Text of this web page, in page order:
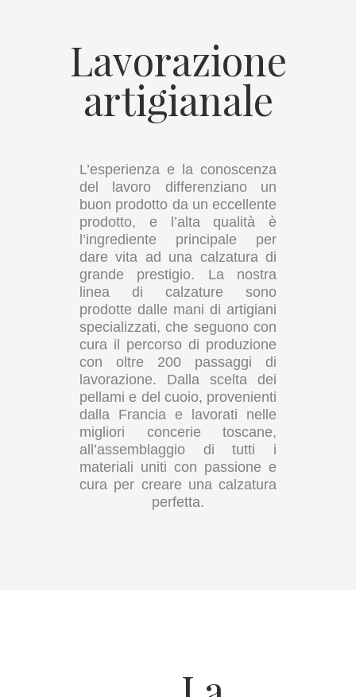
Lavorazione
artigianale
L’esperienza e la conoscenza
del lavoro differenziano un
buon prodotto da un eccellente
prodotto, e l’alta qualità è
l’ingrediente principale per
dare vita ad una calzatura di
grande prestigio. La nostra
linea di calzature sono
prodotte dalle mani di artigiani
specializzati, che seguono con
cura il percorso di produzione
con oltre 200 passaggi di
lavorazione. Dalla scelta dei
pellami e del cuoio, provenienti
dalla Francia e lavorati nelle
migliori concerie toscane,
all’assemblaggio di tutti i
materiali uniti con passione e
cura per creare una calzatura
perfetta.